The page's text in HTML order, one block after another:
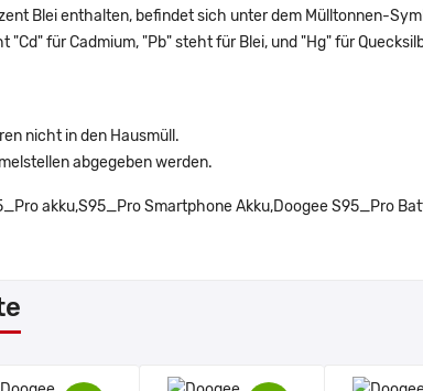
Blei enthalten, befindet sich unter dem Mülltonnen-
für Cadmium, "Pb" steht für Blei, und "Hg" für
nicht in den Hausmüll.
abgegeben werden.
akku,S95_Pro Smartphone Akku,Doogee S95_Pro